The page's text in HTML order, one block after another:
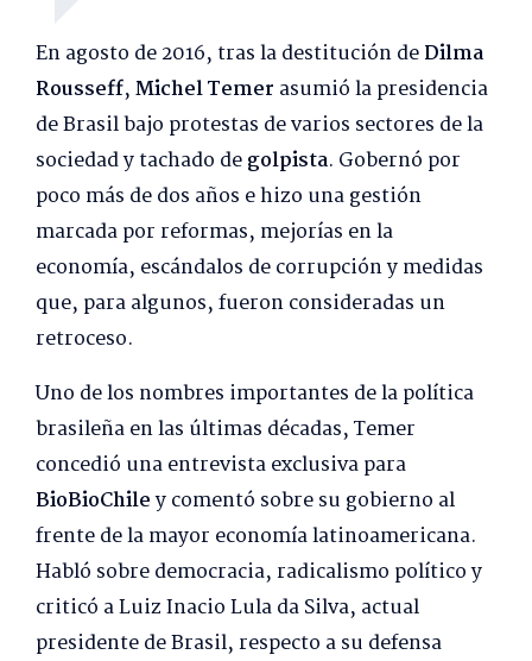
En agosto de 2016, tras la destitución deDilma
Rousseff,Michel Temer asumió la presidencia
de Brasil bajo protestas de varios sectores de la
sociedad y tachado degolpista. Gobernó por
poco más de dos años e hizo una gestión
marcada por reformas, mejorías en la
economía, escándalos de corrupción y medidas
que, para algunos, fueron consideradas un
retroceso.
Uno de los nombres importantes de la política
brasileña en las últimas décadas, Temer
concedió una entrevista exclusiva para
BioBioChiley comentó sobre su gobierno al
frente de la mayor economía latinoamericana.
Habló sobre democracia, radicalismo político y
criticó a Luiz Inacio Lula da Silva, actual
presidente de Brasil, respecto a su defensa